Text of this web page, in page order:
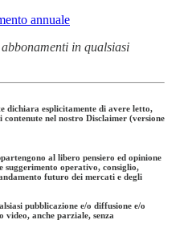
annuale
in qualsiasi
dichiara esplicitamente di avere letto,
contenute nel nostro Disclaimer (versione
al libero pensiero ed opinione
suggerimento operativo, consiglio,
futuro dei mercati e degli
pubblicazione e/o diffusione e/o
anche parziale, senza